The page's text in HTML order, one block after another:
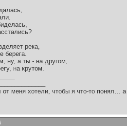
река,
берега.
ну, а ты - на другом,
на крутом.
от меня хотели, чтобы я что-то понял…